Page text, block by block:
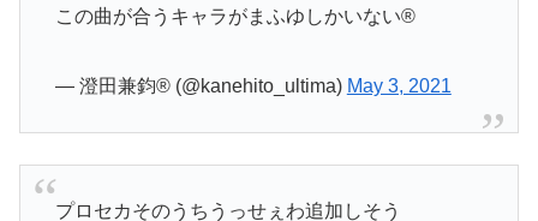
この曲が合うキャラがまふゆしかいない®️
— 澄田兼鈞®︎ (@kanehito_ultima) May 3, 2021
プロセカそのうちうっせぇわ追加しそう